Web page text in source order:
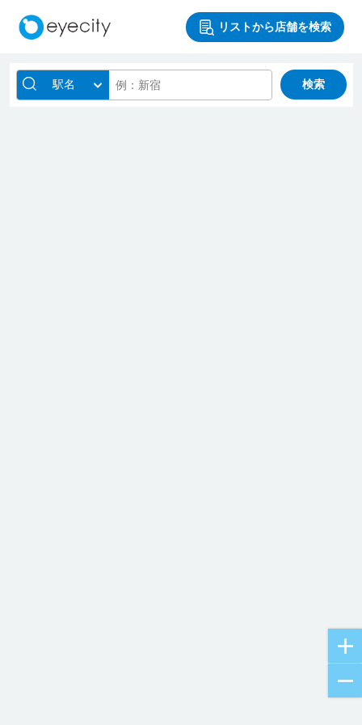
リストから店舗を検索
駅名 検索